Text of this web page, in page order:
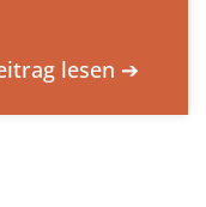
lesen ➔